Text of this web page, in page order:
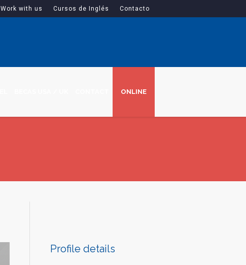
Work with us Cursos de Inglés Contacto
ONLINE
Profile details